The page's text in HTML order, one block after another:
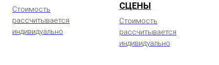
Стоимость
рассчитывается
индивидуально
СЦЕНЫ
Стоимость
рассчитывается
индивидуально